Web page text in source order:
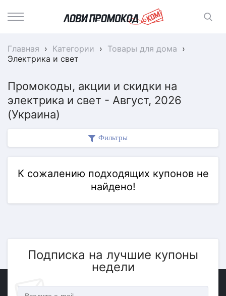
Главная › Категории › Товары для дома ›
Электрика и свет
Промокоды, акции и скидки на
электрика и свет - Август, 2026
(Украина)
Фильтры
К сожалению подходящих купонов не
найдено!
Подписка на лучшие купоны
недели